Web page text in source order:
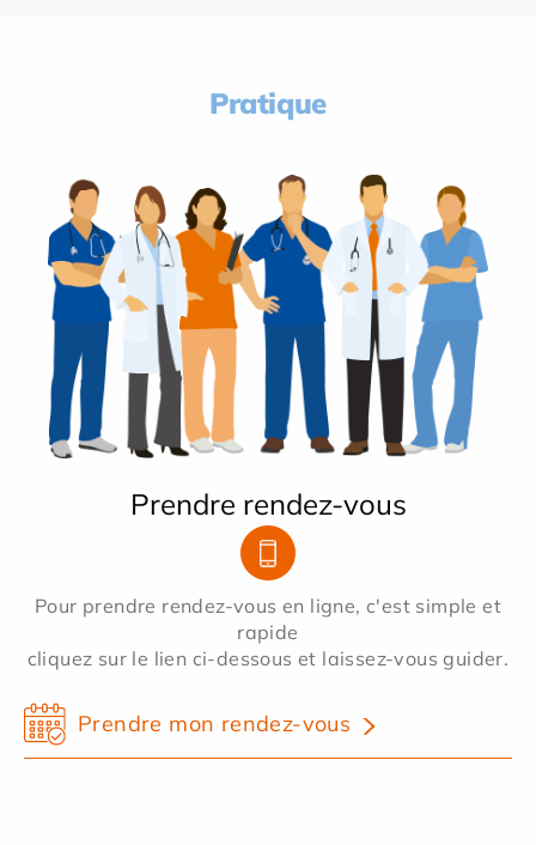
Pratique
Prendre rendez-vous
Pour prendre rendez-vous en ligne, c'est simple et
rapide
cliquez sur le lien ci-dessous et laissez-vous guider.
Prendre mon rendez-vous